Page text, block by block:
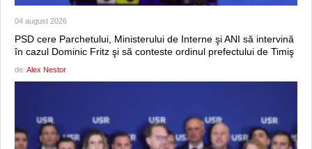
04 august 2026
PSD cere Parchetului, Ministerului de Interne şi ANI să intervină
în cazul Dominic Fritz şi să conteste ordinul prefectului de Timiş
de: Alex Nestor